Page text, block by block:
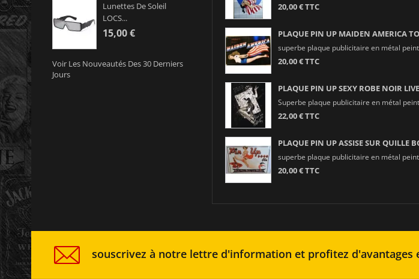
Lunettes De Soleil
LOCS...
15,00 €
Voir Les Nouveautés Des 30 Derniers
Jours
20,00 € TTC
PLAQUE PIN UP MAIDEN AMERICA
superbe plaque publicitaire en métal
20,00 € TTC
PLAQUE PIN UP SEXY ROBE NOIR
Superbe plaque publicitaire en métal
22,00 € TTC
PLAQUE PIN UP ASSISE SUR QUILLE
superbe plaque publicitaire en métal
20,00 € TTC
souscrivez à notre lettre d'information et profitez d'avantages